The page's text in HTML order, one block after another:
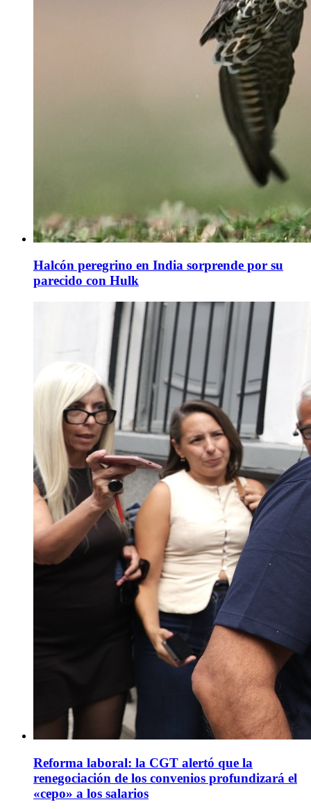
Halcón peregrino en India sorprende por su
parecido con Hulk
Reforma laboral: la CGT alertó que la
renegociación de los convenios profundizará el
«cepo» a los salarios